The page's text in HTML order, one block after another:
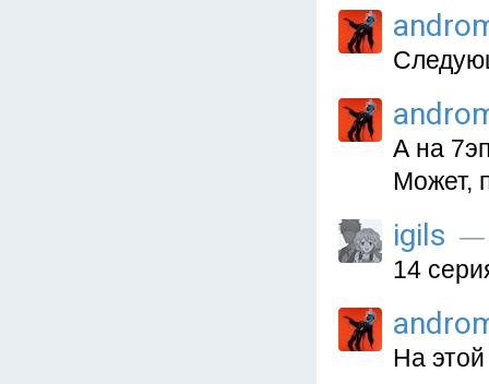
А на
Может,
igils —
14
На